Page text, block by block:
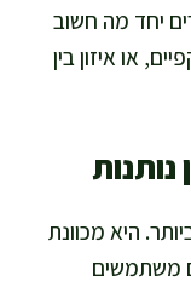
יחד מה חשוב
או איזון בין
נותנות
היא מכוונת
משתמשים